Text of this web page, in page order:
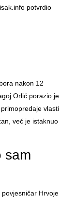
potvrdio
nakon 12
Orlić porazio je
vlasti
već je istaknuo
sam
Hrvoje